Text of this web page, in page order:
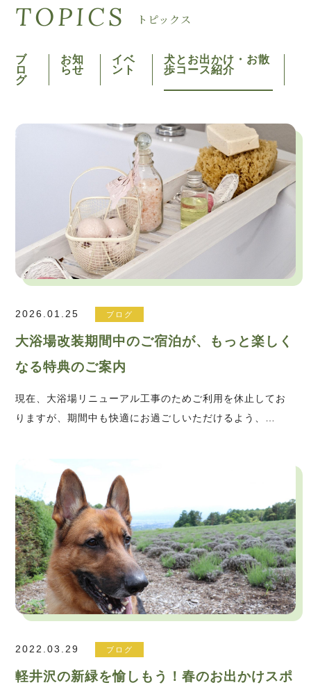
TOPICS トピックス
ブ
ロ
グ
お知
らせ
イベ
ント
犬とお出かけ・お散
歩コース紹介
2026.01.25 ブログ
大浴場改装期間中のご宿泊が、もっと楽しく
なる特典のご案内
現在、大浴場リニューアル工事のためご利用を休止してお
りますが、期間中も快適にお過ごしいただけるよう、…
2022.03.29 ブログ
軽井沢の新緑を愉しもう！春のお出かけスポ